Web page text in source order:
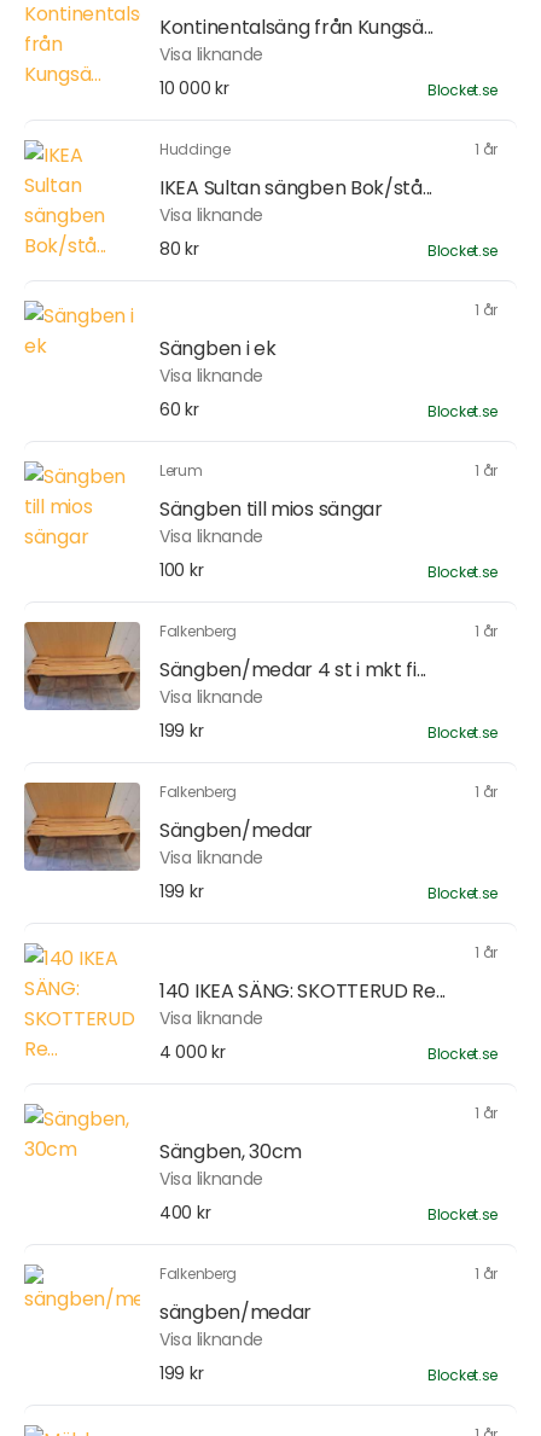
Kontinentalsäng från Kungsä...
Visa liknande
10 000 kr
Blocket.se
Huddinge 1 år
IKEA Sultan sängben Bok/stå...
Visa liknande
80 kr
Blocket.se
1 år
Sängben i ek
Visa liknande
60 kr
Blocket.se
Lerum 1 år
Sängben till mios sängar
Visa liknande
100 kr
Blocket.se
Falkenberg 1 år
Sängben/medar 4 st i mkt fi...
Visa liknande
199 kr
Blocket.se
Falkenberg 1 år
Sängben/medar
Visa liknande
199 kr
Blocket.se
1 år
140 IKEA SÄNG: SKOTTERUD Re...
Visa liknande
4 000 kr
Blocket.se
1 år
Sängben, 30cm
Visa liknande
400 kr
Blocket.se
Falkenberg 1 år
sängben/medar
Visa liknande
199 kr
Blocket.se